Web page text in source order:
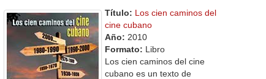
Título: Los cien caminos del
cine cubano
Año: 2010
Formato: Libro
Los cien caminos del cine
cubano es un texto de